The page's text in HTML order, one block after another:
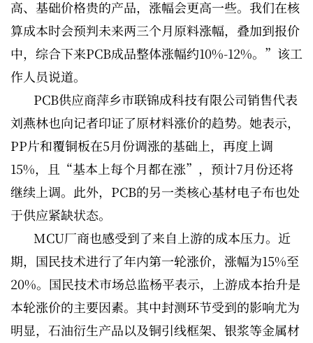
高、基础价格贵的产品，涨幅会更高一些。我们在核
算成本时会预判未来两三个月原料涨幅，叠加到报价
中，综合下来PCB成品整体涨幅约10%-12%。”该工
作人员说道。
PCB供应商萍乡市联锦成科技有限公司销售代表
刘燕林也向记者印证了原材料涨价的趋势。她表示，
PP片和覆铜板在5月份调涨的基础上，再度上调
15%，且“基本上每个月都在涨”，预计7月份还将
继续上调。此外，PCB的另一类核心基材电子布也处
于供应紧缺状态。
MCU厂商也感受到了来自上游的成本压力。近
期，国民技术进行了年内第一轮涨价，涨幅为15%至
20%。国民技术市场总监杨平表示，上游成本抬升是
本轮涨价的主要因素。其中封测环节受到的影响尤为
明显，石油衍生产品以及铜引线框架、银浆等金属材